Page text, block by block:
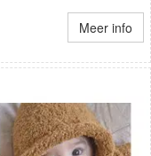
Meer info